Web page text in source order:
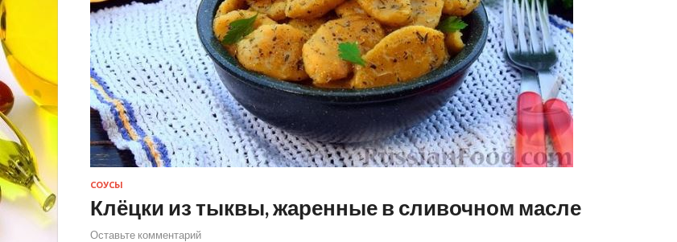
СОУСЫ
Клёцки из тыквы, жаренные в сливочном масле
Оставьте комментарий